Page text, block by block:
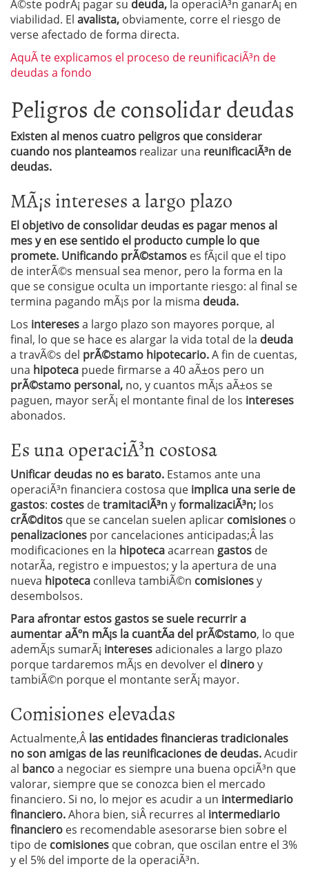
Ã©ste podrÃ¡ pagar su deuda, la operaciÃ³n ganarÃ¡ en
viabilidad. El avalista, obviamente, corre el riesgo de
verse afectado de forma directa.
AquÃ­ te explicamos el proceso de reunificaciÃ³n de
deudas a fondo
Peligros de consolidar deudas
Existen al menos cuatro peligros que considerar
cuando nos planteamos realizar una reunificaciÃ³n de
deudas.
MÃ¡s intereses a largo plazo
El objetivo de consolidar deudas es pagar menos al
mes y en ese sentido el producto cumple lo que
promete. Unificando prÃ©stamos es fÃ¡cil que el tipo
de interÃ©s mensual sea menor, pero la forma en la
que se consigue oculta un importante riesgo: al final se
termina pagando mÃ¡s por la misma deuda.
Los interesesa largo plazo son mayores porque, al
final, lo que se hace es alargar la vida total de la deuda
a travÃ©s del prÃ©stamo hipotecario.A fin de cuentas,
una hipoteca puede firmarse a 40 aÃ±os pero un
prÃ©stamo personal, no, y cuantos mÃ¡s aÃ±os se
paguen, mayor serÃ¡ el montante final de los intereses
abonados.
Es una operaciÃ³n costosa
Unificar deudas no es barato. Estamos ante una
operaciÃ³n financiera costosa que implica una serie de
gastos: costes detramitaciÃ³nyformalizaciÃ³n; los
crÃ©ditos que se cancelan suelen aplicar comisiones o
penalizaciones por cancelaciones anticipadas;Â las
modificaciones en la hipotecaacarrean gastos de
notarÃ­a, registro e impuestos; y la apertura de una
nueva hipoteca conlleva tambiÃ©n comisionesy
desembolsos.
Para afrontar estos gastos se suele recurrir a
aumentar aÃºn mÃ¡s la cuantÃ­a del prÃ©stamo, lo que
ademÃ¡s sumarÃ¡ interesesadicionales a largo plazo
porque tardaremos mÃ¡s en devolver el dineroy
tambiÃ©n porque el montante serÃ¡ mayor.
Comisiones elevadas
Actualmente,Â las entidades financieras tradicionales
no son amigas de las reunificaciones de deudas.Acudir
al bancoa negociar es siempre una buena opciÃ³n que
valorar, siempre que se conozca bien el mercado
financiero. Si no, lo mejor es acudir a un intermediario
financiero.Ahora bien, siÂ recurres al intermediario
financiero es recomendable asesorarse bien sobre el
tipo de comisiones que cobran, que oscilan entre el 3%
y el 5% del importe de la operaciÃ³n.